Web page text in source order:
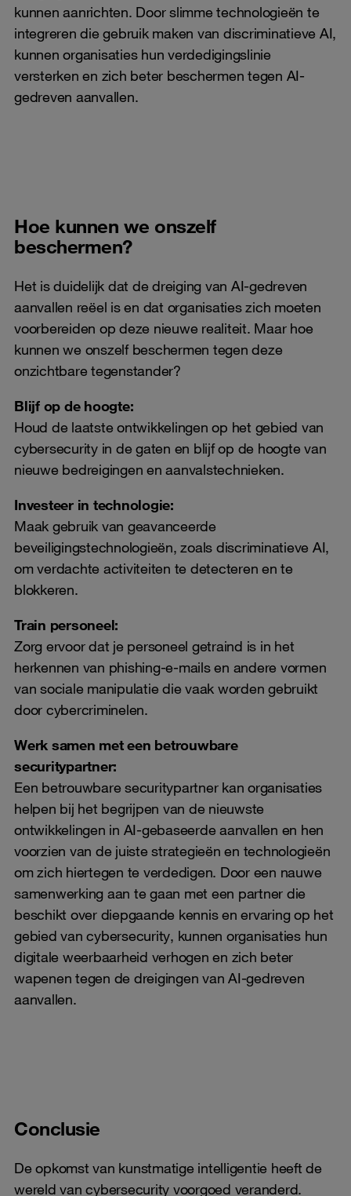
kunnen aanrichten. Door slimme technologieën te
integreren die gebruik maken van discriminatieve AI,
kunnen organisaties hun verdedigingslinie
versterken en zich beter beschermen tegen AI-
gedreven aanvallen.
Hoe kunnen we onszelf
beschermen?
Het is duidelijk dat de dreiging van AI-gedreven
aanvallen reëel is en dat organisaties zich moeten
voorbereiden op deze nieuwe realiteit. Maar hoe
kunnen we onszelf beschermen tegen deze
onzichtbare tegenstander?
Blijf op de hoogte:
Houd de laatste ontwikkelingen op het gebied van
cybersecurity in de gaten en blijf op de hoogte van
nieuwe bedreigingen en aanvalstechnieken.
Investeer in technologie:
Maak gebruik van geavanceerde
beveiligingstechnologieën, zoals discriminatieve AI,
om verdachte activiteiten te detecteren en te
blokkeren.
Train personeel:
Zorg ervoor dat je personeel getraind is in het
herkennen van phishing-e-mails en andere vormen
van sociale manipulatie die vaak worden gebruikt
door cybercriminelen.
Werk samen met een betrouwbare
securitypartner:
Een betrouwbare securitypartner kan organisaties
helpen bij het begrijpen van de nieuwste
ontwikkelingen in AI-gebaseerde aanvallen en hen
voorzien van de juiste strategieën en technologieën
om zich hiertegen te verdedigen. Door een nauwe
samenwerking aan te gaan met een partner die
beschikt over diepgaande kennis en ervaring op het
gebied van cybersecurity, kunnen organisaties hun
digitale weerbaarheid verhogen en zich beter
wapenen tegen de dreigingen van AI-gedreven
aanvallen.
Conclusie
De opkomst van kunstmatige intelligentie heeft de
wereld van cybersecurity voorgoed veranderd.